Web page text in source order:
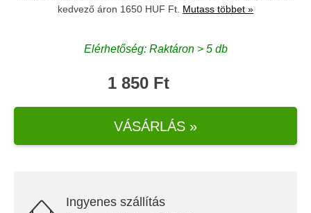
kedvező áron 1650 HUF Ft. Mutass többet »
Elérhetőség: Raktáron > 5 db
1 850 Ft
VÁSÁRLÁS »
Ingyenes szállítás